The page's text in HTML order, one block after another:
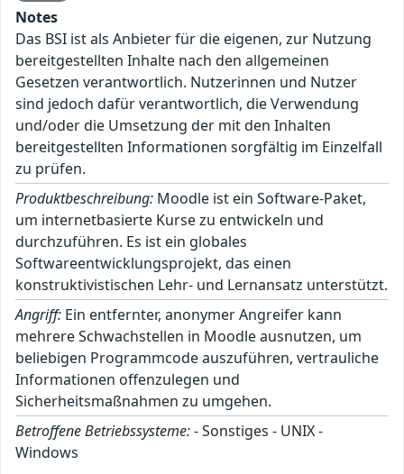
Notes
Das BSI ist als Anbieter für die eigenen, zur Nutzung
bereitgestellten Inhalte nach den allgemeinen
Gesetzen verantwortlich. Nutzerinnen und Nutzer
sind jedoch dafür verantwortlich, die Verwendung
und/oder die Umsetzung der mit den Inhalten
bereitgestellten Informationen sorgfältig im Einzelfall
zu prüfen.
Produktbeschreibung: Moodle ist ein Software-Paket,
um internetbasierte Kurse zu entwickeln und
durchzuführen. Es ist ein globales
Softwareentwicklungsprojekt, das einen
konstruktivistischen Lehr- und Lernansatz unterstützt.
Angriff: Ein entfernter, anonymer Angreifer kann
mehrere Schwachstellen in Moodle ausnutzen, um
beliebigen Programmcode auszuführen, vertrauliche
Informationen offenzulegen und
Sicherheitsmaßnahmen zu umgehen.
Betroffene Betriebssysteme:- Sonstiges - UNIX -
Windows